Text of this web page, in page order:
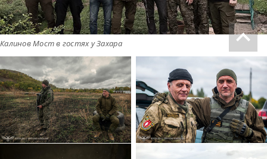
Калинов Мост в гостях у Захара